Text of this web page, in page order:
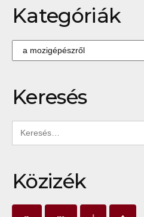
Kategóriák
Kategóriák
Keresés
Keresés:
Közizék